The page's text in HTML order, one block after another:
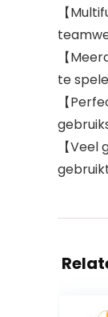
【
【
te
【
【